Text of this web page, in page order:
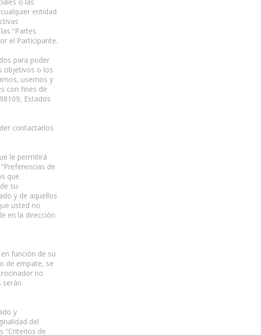
entidad
“Partes
el Participante.
para poder
objetivos o los
usemos y
con fines de
Estados
contactarlos
le permitirá
de
que
su
y de aquellos
usted no
en la dirección
función de su
de empate, se
no
serán
y
del
“Criterios de